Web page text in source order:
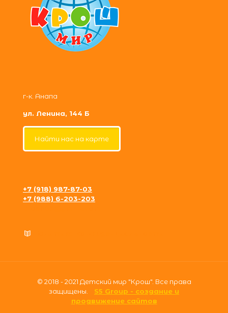
г-к. Анапа
ул. Ленина, 144 Б
Найти нас на карте
+7 (918) 987-87-03
+7 (988) 6-203-203
© 2018 - 2021 Детский мир "Крош". Все права
защищены. S5 Group - создание и
продвижение сайтов